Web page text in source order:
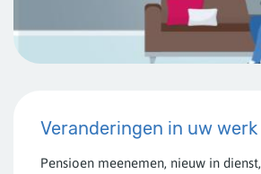
Veranderingen in uw werk
Pensioen meenemen, nieuw in dienst,